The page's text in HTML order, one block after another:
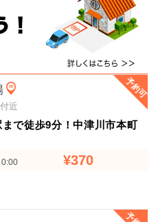
予約可
近
で徒歩9分！中津川市本町
0:00 ¥370